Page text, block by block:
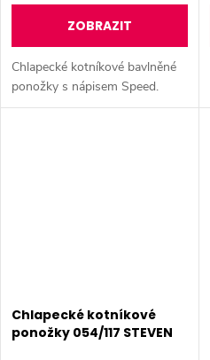
ZOBRAZIT
Chlapecké kotníkové bavlněné
ponožky s nápisem Speed.
Chlapecké kotníkové
ponožky 054/117 STEVEN